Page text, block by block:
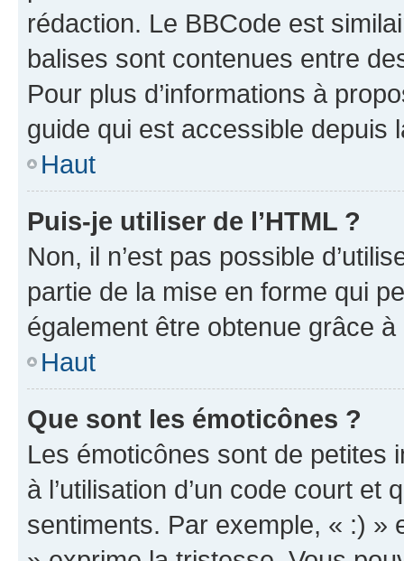
rédaction. Le BBCode est
balises sont contenues entre
Pour plus d’informations à
guide qui est accessible depuis
Haut
Puis-je utiliser de l’HTML ?
Non, il n’est pas possible
partie de la mise en forme qui
également être obtenue grâce à
Haut
Que sont les émoticônes ?
Les émoticônes sont de petites
à l’utilisation d’un code court et
sentiments. Par exemple, « :) »